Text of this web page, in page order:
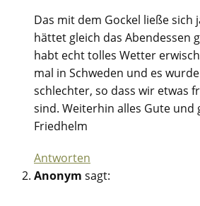
Das mit dem Gockel ließe
hättet gleich das Abendessen
habt echt tolles Wetter
mal in Schweden und es
schlechter, so dass wir etwas
sind. Weiterhin alles Gute und
Friedhelm
Antworten
Anonym sagt: